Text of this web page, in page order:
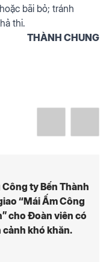
bãi bỏ; tránh
thi.
THÀNH CHUNG
Công ty Bến Thành
“Mái Ấm Công
cho Đoàn viên có
cảnh khó khăn.